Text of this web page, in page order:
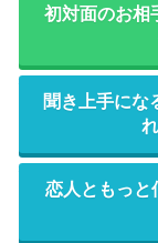
初対面のお相
聞き上手にな
恋人ともっ